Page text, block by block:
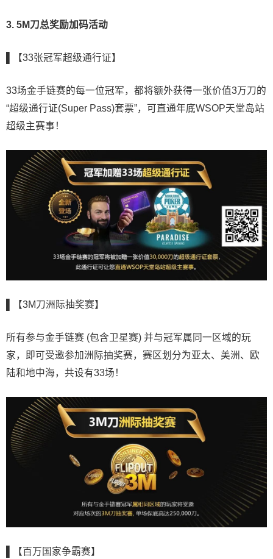
3. 5M刀总奖励加码活动
▌【33张冠军超级通行证】
33场金手链赛的每一位冠军，都将额外获得一张价值3万刀的
“超级通行证(Super Pass)套票”，可直通年底WSOP天堂岛站
超级主赛事！
▌【3M刀洲际抽奖赛】
所有参与金手链赛 (包含卫星赛) 并与冠军属同一区域的玩
家，即可受邀参加洲际抽奖赛，赛区划分为亚太、美洲、欧
陆和地中海，共设有33场！
▌【百万国家争霸赛】